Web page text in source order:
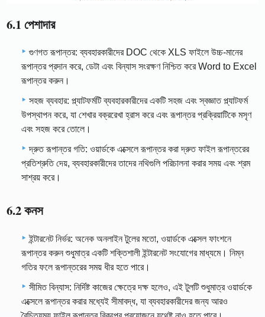
6.1 পেশাদার
গুণগত রূপান্তর: ব্যবহারকারীদের DOC থেকে XLS ফাইলে উচ্চ-মানের
রূপান্তর প্রদান করে, ডেটা এবং বিন্যাস সংরক্ষণ নিশ্চিত করে Word to Excel
রূপান্তর করুন।
সহজ ব্যবহার: প্ল্যাটফর্মটি ব্যবহারকারীদের একটি সহজ এবং স্বজ্ঞাত প্ল্যাটফর্ম
উপস্থাপন করে, যা শেখার বক্ররেখা হ্রাস করে এবং রূপান্তর প্রক্রিয়াটিকে মসৃণ
এবং সহজ করে তোলে।
দ্রুত রূপান্তর গতি: ওয়ার্ডকে এক্সেলে রূপান্তর করা দ্রুত ফাইল রূপান্তরের
প্রতিশ্রুতি দেয়, ব্যবহারকারীদের তাদের নথিগুলি পরিচালনা করার সময় এবং শ্রম
সাশ্রয় করে।
6.2 কনস
ইন্টারনেট নির্ভর: অনেক অনলাইন টুলের মতো, ওয়ার্ডকে এক্সেল ফাংশনে
রূপান্তর করুন শুধুমাত্র একটি শক্তিশালী ইন্টারনেট সংযোগের মাধ্যমে। নিম্ন
গতির ফলে রূপান্তরের সময় ধীর হতে পারে।
সীমিত বিন্যাস: নির্দিষ্ট কাজের ক্ষেত্রে দক্ষ হলেও, এই টুলটি শুধুমাত্র ওয়ার্ডকে
এক্সেলে রূপান্তর করার মধ্যেই সীমাবদ্ধ, যা ব্যবহারকারীদের জন্য আরও